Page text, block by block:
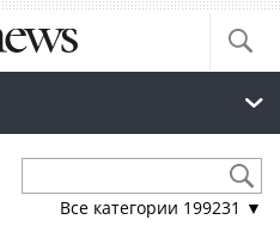
Все категории 199231 ▼